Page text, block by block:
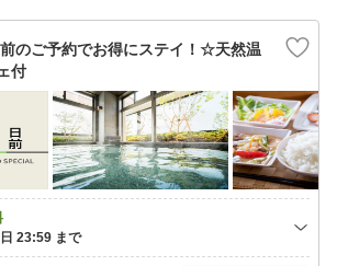
前のご予約でお得にステイ！☆天然温
付